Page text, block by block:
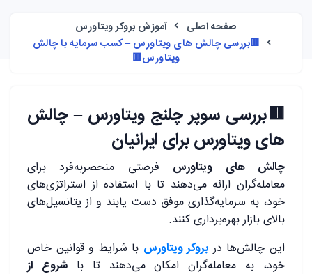
صفحه اصلی
آموزش بروکر ویتاورس
🟥بررسی چالش های ویتاورس – کسب سرمایه با چالش
ویتاورس🟥
🟥بررسی سوپر چلنج ویتاورس – چالش
های ویتاورس برای ایرانیان
چالش‌ های ویتاورس فرصتی منحصربه‌فرد برای
معامله‌گران ارائه می‌دهند تا با استفاده از استراتژی‌های
خود، به سرمایه‌گذاری موفق دست یابند و از پتانسیل‌های
بالای بازار بهره‌برداری کنند.
این چالش‌ها در بروکر ویتاورس با شرایط و قوانین خاص
خود، به معامله‌گران امکان می‌دهند تا باشروع از